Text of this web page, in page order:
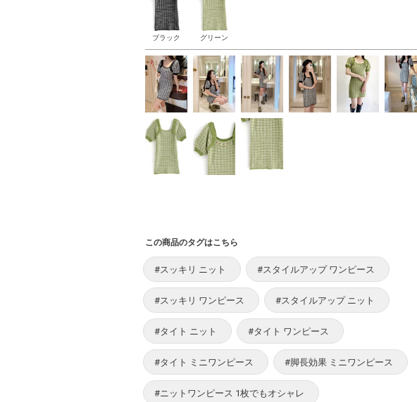
ブラック グリーン
この商品のタグはこちら
#スッキリ ニット #スタイルアップ ワンピース
#スッキリ ワンピース #スタイルアップ ニット
#タイト ニット #タイト ワンピース
#タイト ミニワンピース #脚長効果 ミニワンピース
#ニットワンピース 1枚でもオシャレ